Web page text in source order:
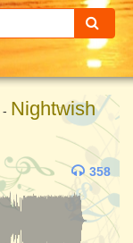
- Nightwish
358